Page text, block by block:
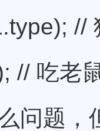
//
吃老
问题，